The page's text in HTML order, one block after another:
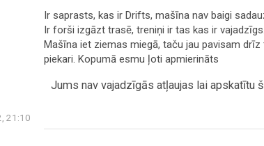
21:10
Ir saprasts, kas ir Drifts, mašīna nav baigi
Ir forši izgāzt trasē, treniņi ir tas kas ir vajadzīgs.
Mašīna iet ziemas miegā, taču jau pavisam
piekari. Kopumā esmu ļoti apmierināts
Jums nav vajadzīgās atļaujas lai apskatītu